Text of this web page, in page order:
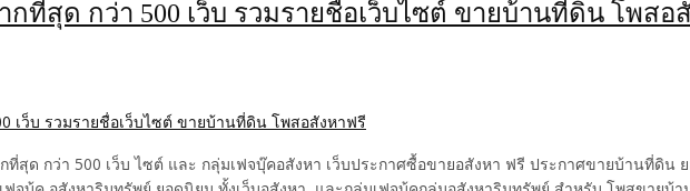
กที่สุด กว่า 500 เว็บ รวมรายชื่อเว็บไซต์ ขายบ้านที่ดิน โพสอ
สุด กว่า 500 เว็บ ไซต์ และ กลุ่มเฟจบุ๊คอสังหา เว็บประกาศซื้อขายอสังหา ฟรี ประกาศขายบ้านที่ดิน